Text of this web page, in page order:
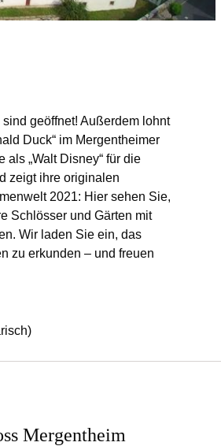
geöffnet! Außerdem lohnt
Duck“ im Mergentheimer
„Walt Disney“ für die
zeigt ihre originalen
2021: Hier sehen Sie,
Schlösser und Gärten mit
Wir laden Sie ein, das
zu erkunden – und freuen
Mergentheim